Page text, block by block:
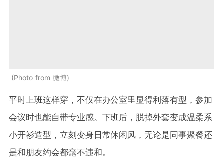
Photo from 微博
平时上班这样穿，不仅在办公室里显得利落有型，参加
会议时也能自带专业感。下班后，脱掉外套变成温柔系
小开衫造型，立刻变身日常休闲风，无论是同事聚餐还
是和朋友约会都毫不违和。